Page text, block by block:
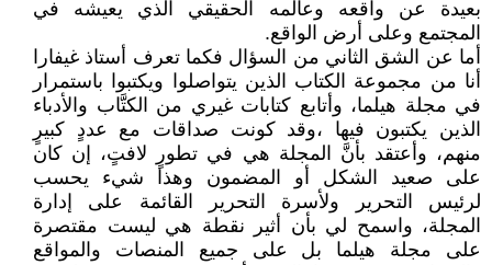
بعيدة عن واقعه وعالمه الحقيقي الذي يعيشه في
المجتمع وعلى أرض الواقع.
أما عن الشق الثاني من السؤال فكما تعرف أستاذ غيفارا
أنا من مجموعة الكتاب الذين يتواصلوا ويكتبوا باستمرار
في مجلة هيلما، وأتابع كتابات غيري من الكتَّاب والأدباء
الذين يكتبون فيها ،وقد كونت صداقات مع عددٍ كبيرٍ
منهم، وأعتقد بأنَّ المجلة هي في تطورٍ لافتٍ، إن كان
على صعيد الشكل أو المضمون وهذا شيء يحسب
لرئيس التحرير ولأسرة التحرير القائمة على إدارة
المجلة، واسمح لي بأن أثير نقطة هي ليست مقتصرة
على مجلة هيلما بل على جميع المنصات والمواقع